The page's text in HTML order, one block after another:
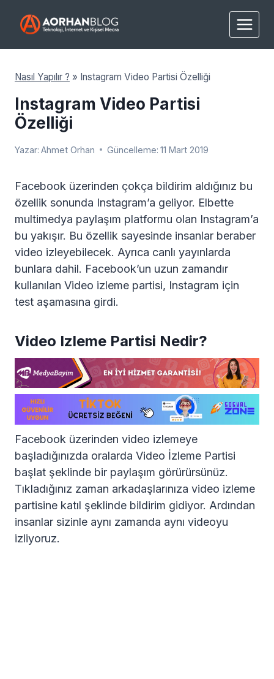
Nasıl Yapılır ? » Instagram Video Partisi Özelliği
Instagram Video Partisi
Özelliği
Yazar: Ahmet Orhan Güncelleme: 11 Mart 2019
Facebook üzerinden çokça bildirim aldığınız bu
özellik sonunda Instagram’a geliyor. Elbette
multimedya paylaşım platformu olan Instagram’a
bu yakışır. Bu özellik sayesinde insanlar beraber
video izleyebilecek. Ayrıca canlı yayınlarda
bunlara dahil. Facebook’un uzun zamandır
kullanılan Video izleme partisi, Instagram için
test aşamasına girdi.
Video Izleme Partisi Nedir?
Facebook üzerinden video izlemeye
başladığınızda oralarda Video İzleme Partisi
başlat şeklinde bir paylaşım görürürsünüz.
Tıkladığınız zaman arkadaşlarınıza video izleme
partisine katıl şeklinde bildirim gidiyor. Ardından
insanlar sizinle aynı zamanda aynı videoyu
izliyoruz.